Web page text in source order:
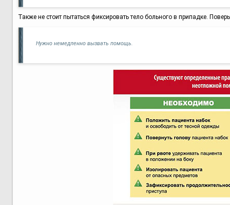
Также не стоит пытаться фиксировать тело больного в припадке.
Нужно немедленно вызвать помощь.